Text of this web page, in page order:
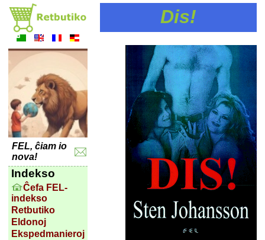
FEL, ĉiam io
nova!
Indekso
Ĉefa FEL-
indekso
Retbutiko
Eldonoj
Ekspedmanieroj
Dis!